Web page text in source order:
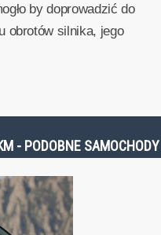
by doprowadzić do
obrotów silnika, jego
- PODOBNE SAMOCHODY